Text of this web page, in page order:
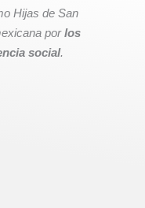
Hijas de San
porlos
social.